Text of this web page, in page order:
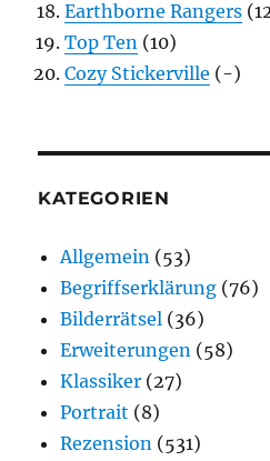
Earthborne Rangers
Top Ten (10)
Cozy Stickerville (-)
KATEGORIEN
Allgemein (53)
Begriffserklärung (76)
Bilderrätsel (36)
Erweiterungen (58)
Klassiker (27)
Portrait (8)
Rezension (531)